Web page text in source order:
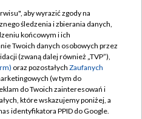
TVP
TVP
prywatności
zgody
aby wyrazić zgody na
śledzenia i zbierania danych,
końcowym i ich
Twoich danych osobowych przez
(zwaną dalej również „TVP”),
oraz pozostałych Zaufanych
(w tym do
do Twoich zainteresowań i
które wskazujemy poniżej, a
identyfikatora PPID do Google.